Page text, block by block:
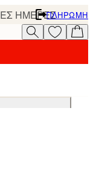
ΗΜΕΡΕΣΠΛΗΡΩΜΉ